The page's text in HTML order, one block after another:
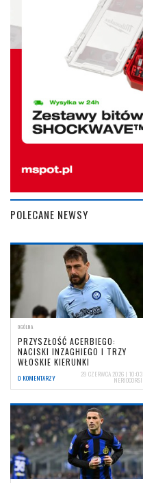
POLECANE NEWSY
OGÓLNA
PRZYSZŁOŚĆ ACERBIEGO:
NACISKI INZAGHIEGO I TRZY
WŁOSKIE KIERUNKI
0 KOMENTARZY 29 CZERWCA 2026 | 10:03
NERIOCORSI